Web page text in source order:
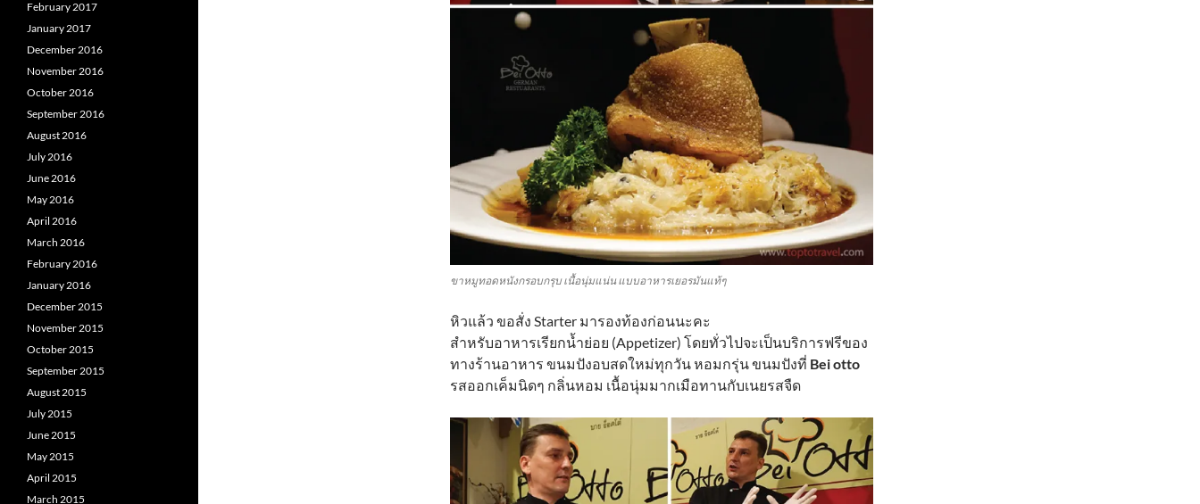
ขาหมูทอดหนังกรอบกรุบ เนื้อนุ่มแน่น แบบอาหารเยอรมันแท้ๆ
หิวแล้ว ขอสั่ง Starter มารองท้องก่อนนะคะ
สำหรับอาหารเรียกน้ำย่อย (Appetizer) โดยทั่วไปจะเป็นบริการฟรีของ
ทางร้านอาหาร ขนมปังอบสดใหม่ทุกวัน หอมกรุ่น ขนมปังที่ Bei otto
รสออกเค็มนิดๆ กลิ่นหอม เนื้อนุ่มมากเมือทานกับเนยรสจืด
February 2017
January 2017
December 2016
November 2016
October 2016
September 2016
August 2016
July 2016
June 2016
May 2016
April 2016
March 2016
February 2016
January 2016
December 2015
November 2015
October 2015
September 2015
August 2015
July 2015
June 2015
May 2015
April 2015
March 2015